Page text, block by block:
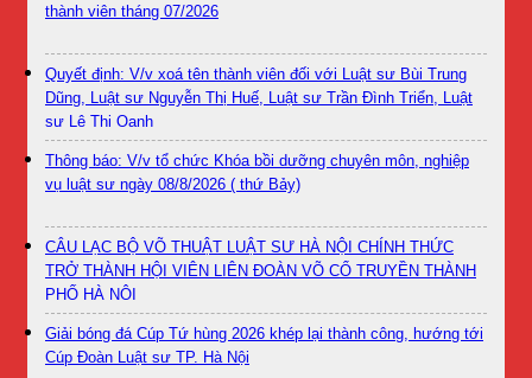
thành viên tháng 07/2026
Quyết định: V/v xoá tên thành viên đối với Luật sư Bùi Trung
Dũng, Luật sư Nguyễn Thị Huế, Luật sư Trần Đình Triển, Luật
sư Lê Thị Oanh
Thông báo: V/v tổ chức Khóa bồi dưỡng chuyên môn, nghiệp
vụ luật sư ngày 08/8/2026 ( thứ Bảy)
CÂU LẠC BỘ VÕ THUẬT LUẬT SƯ HÀ NỘI CHÍNH THỨC
TRỞ THÀNH HỘI VIÊN LIÊN ĐOÀN VÕ CỔ TRUYỀN THÀNH
PHỐ HÀ NỘI
Giải bóng đá Cúp Tứ hùng 2026 khép lại thành công, hướng tới
Cúp Đoàn Luật sư TP. Hà Nội